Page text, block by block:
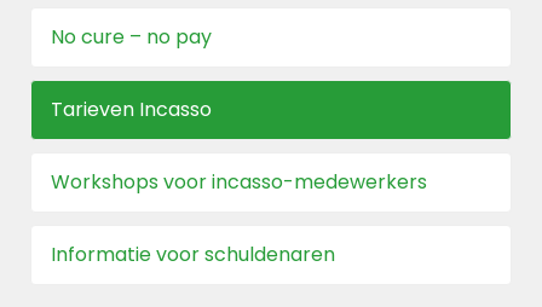
No cure – no pay
Tarieven Incasso
Workshops voor incasso-medewerkers
Informatie voor schuldenaren